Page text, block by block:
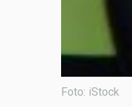
Foto: iStock